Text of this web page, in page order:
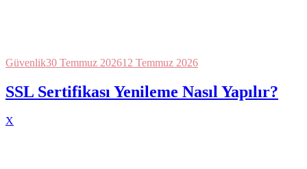
Güvenlik30 Temmuz 202612 Temmuz 2026
SSL Sertifikası Yenileme Nasıl Yapılır?
X